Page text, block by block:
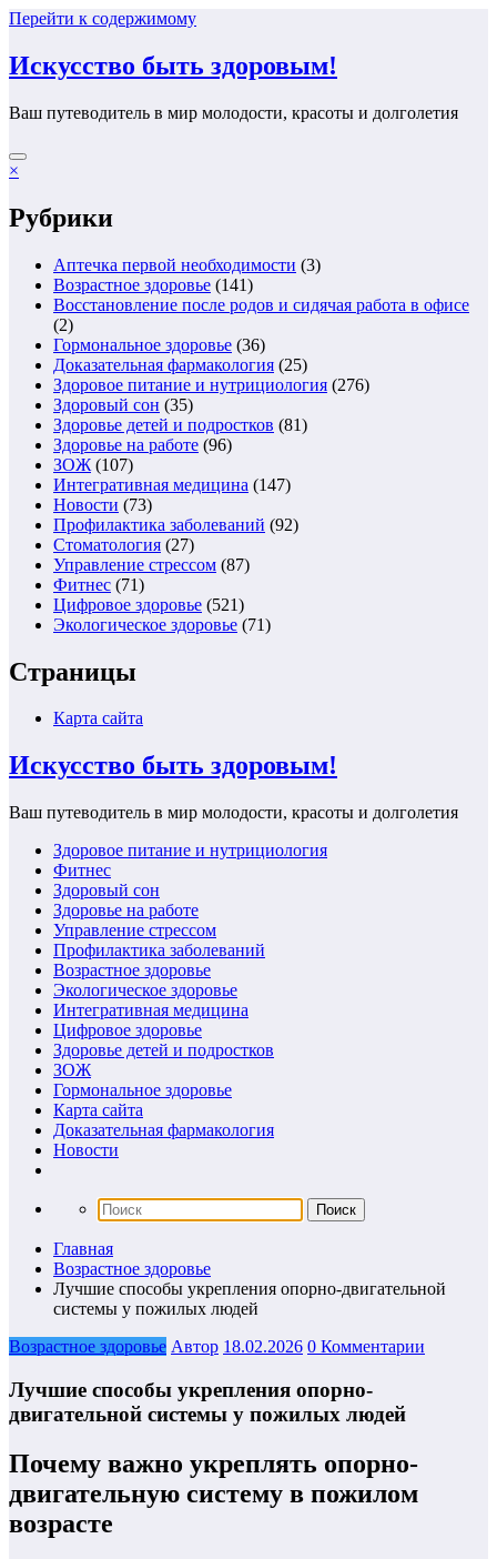
Перейти к содержимому
Искусство быть здоровым!
Ваш путеводитель в мир молодости, красоты и долголетия
×
Рубрики
Аптечка первой необходимости (3)
Возрастное здоровье (141)
Восстановление после родов и сидячая работа в офисе
(2)
Гормональное здоровье (36)
Доказательная фармакология (25)
Здоровое питание и нутрициология (276)
Здоровый сон (35)
Здоровье детей и подростков (81)
Здоровье на работе (96)
ЗОЖ (107)
Интегративная медицина (147)
Новости (73)
Профилактика заболеваний (92)
Стоматология (27)
Управление стрессом (87)
Фитнес (71)
Цифровое здоровье (521)
Экологическое здоровье (71)
Страницы
Карта сайта
Искусство быть здоровым!
Ваш путеводитель в мир молодости, красоты и долголетия
Здоровое питание и нутрициология
Фитнес
Здоровый сон
Здоровье на работе
Управление стрессом
Профилактика заболеваний
Возрастное здоровье
Экологическое здоровье
Интегративная медицина
Цифровое здоровье
Здоровье детей и подростков
ЗОЖ
Гормональное здоровье
Карта сайта
Доказательная фармакология
Новости
Главная
Возрастное здоровье
Лучшие способы укрепления опорно-двигательной
системы у пожилых людей
Возрастное здоровье Автор 18.02.2026 0 Комментарии
Лучшие способы укрепления опорно-
двигательной системы у пожилых людей
Почему важно укреплять опорно-
двигательную систему в пожилом
возрасте